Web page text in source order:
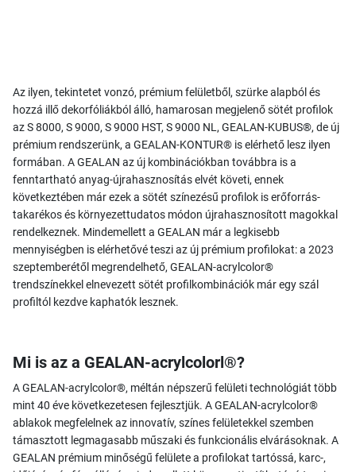
Az ilyen, tekintetet vonzó, prémium felületből, szürke alapból és
hozzá illő dekorfóliákból álló, hamarosan megjelenő sötét profilok
az S 8000, S 9000, S 9000 HST, S 9000 NL, GEALAN-KUBUS®, de új
prémium rendszerünk, a GEALAN-KONTUR® is elérhető lesz ilyen
formában. A GEALAN az új kombinációkban továbbra is a
fenntartható anyag-újrahasznosítás elvét követi, ennek
következtében már ezek a sötét színezésű profilok is erőforrás-
takarékos és környezettudatos módon újrahasznosított magokkal
rendelkeznek. Mindemellett a GEALAN már a legkisebb
mennyiségben is elérhetővé teszi az új prémium profilokat: a 2023
szeptemberétől megrendelhető, GEALAN-acrylcolor®
trendszínekkel elnevezett sötét profilkombinációk már egy szál
profiltól kezdve kaphatók lesznek.
Mi is az a GEALAN-acrylcolorl®?
A GEALAN-acrylcolor®, méltán népszerű felületi technológiát több
mint 40 éve következetesen fejlesztjük. A GEALAN-acrylcolor®
ablakok megfelelnek az innovatív, színes felületekkel szemben
támasztott legmagasabb műszaki és funkcionális elvárásoknak. A
GEALAN prémium minőségű felülete a profilokat tartóssá, karc-,